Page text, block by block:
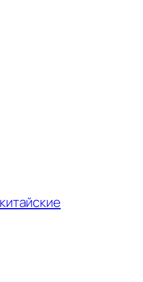
китайские